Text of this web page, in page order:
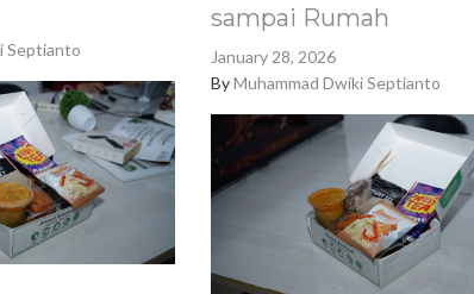
Septianto
sampai Rumah
January 28, 2026
ByMuhammad Dwiki Septianto